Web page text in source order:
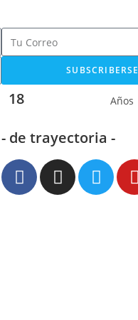
SUBSCRIBERSE
18 Años
- de trayectoria -